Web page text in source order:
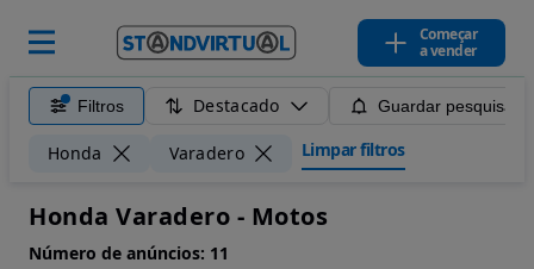
Começar
a vender
Filtros Destacado Guardar pesquisa
Honda Varadero Limpar filtros
Honda Varadero - Motos
Número de anúncios: 11